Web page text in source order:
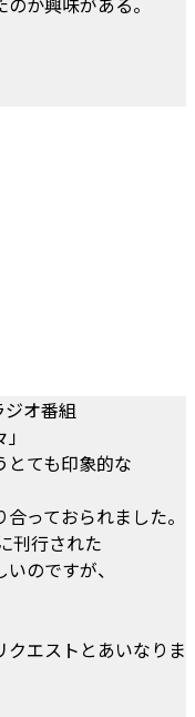
オ番組
とても印象的な
っておられました。
刊行された
のですが、
エストとあいなりま